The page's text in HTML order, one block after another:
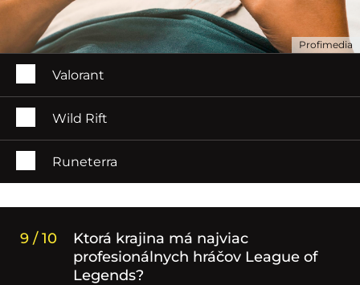
Profimedia
Valorant
Wild Rift
Runeterra
9 / 10
Ktorá krajina má najviac
profesionálnych hráčov League of
Legends?